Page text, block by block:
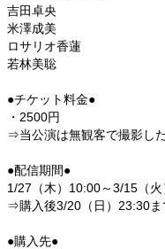
吉田卓央
米澤成美
ロサリオ香蓮
若林美聡
●チケット料金●
・2500円
⇒当公演は無観客で撮影し
●配信期間●
1/27（木）10:00～3/15（
⇒購入後3/20（日）23:30ま
●購入先●